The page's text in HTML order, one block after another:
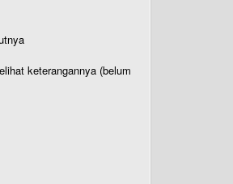
keterangannya (belum